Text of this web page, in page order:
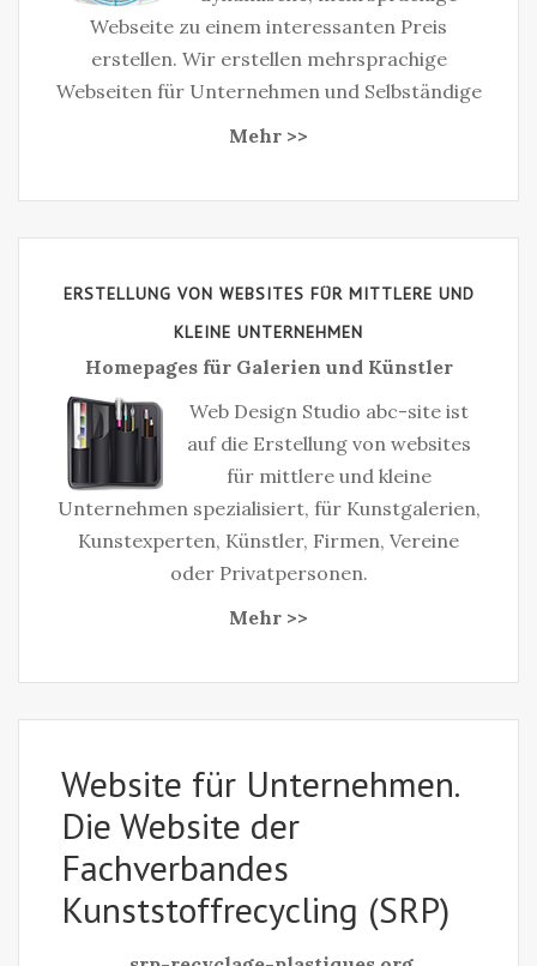
Webseite zu einem interessanten Preis
erstellen. Wir erstellen mehrsprachige
Webseiten für Unternehmen und Selbständige‎
Mehr >>
ERSTELLUNG VON WEBSITES FÜR MITTLERE UND
KLEINE UNTERNEHMEN
Homepages für Galerien und Künstler
Web Design Studio abc-site ist
auf die Erstellung von websites
für mittlere und kleine
Unternehmen spezialisiert, für Kunstgalerien,
Kunstexperten, Künstler, Firmen, Vereine
oder Privatpersonen.
Mehr >>
Website für Unternehmen.
Die Website der
Fachverbandes
Kunststoffrecycling (SRP)